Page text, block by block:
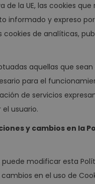
de la UE, las cookies que
informado y expreso
cookies de analíticas,
aquellas que
para el
de servicios
usuario.
y cambios en la
puede modificar esta
en el uso de